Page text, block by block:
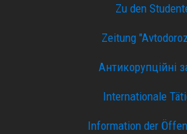
Zu den
Zeitung
Антикорупційні
Internationale
Information der